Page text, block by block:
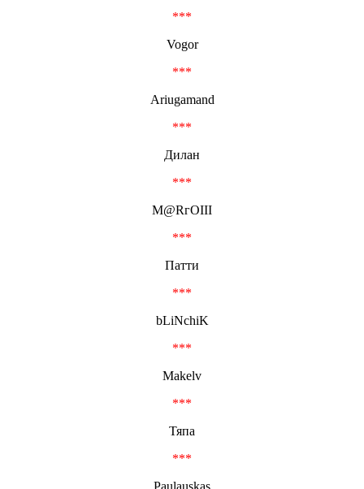
***
Vogor
***
Ariugamand
***
Дилан
***
M@RгОIII
***
Патти
***
bLiNchiK
***
Makelv
***
Тяпа
***